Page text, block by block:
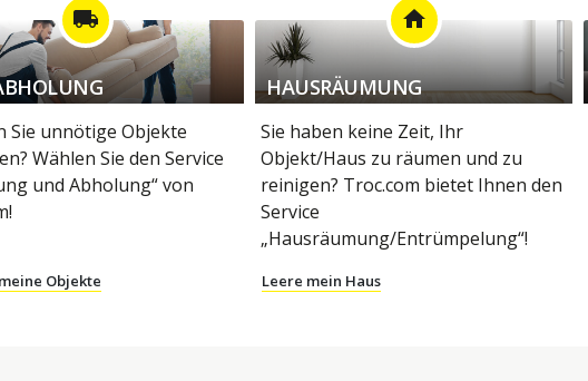
local_shipping
Sie unnötige Objekte
Wählen Sie den Service
und Abholung“ von
Objekte
home
HAUSRÄUMUNG
Sie haben keine Zeit, Ihr
Objekt/Haus zu räumen und zu
reinigen? Troc.com bietet Ihnen den
Service
„Hausräumung/Entrümpelung“!
Leere mein Haus